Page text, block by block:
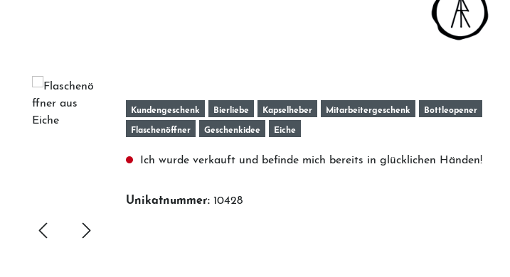
Kundengeschenk Bierliebe Kapselheber Mitarbeitergeschenk
Bottleopener
Flaschenöffner
Geschenkidee Eiche
Ich wurde verkauft und befinde mich bereits in glücklichen Händen!
Unikatnummer: 10428